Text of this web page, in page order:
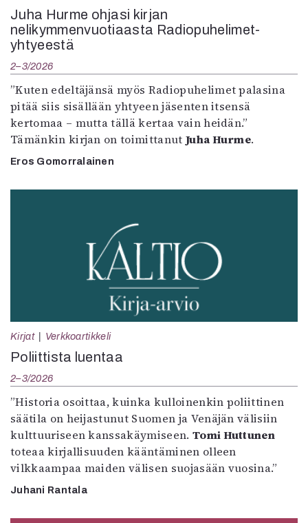
Juha Hurme ohjasi kirjan
nelikymmenvuotiaasta Radiopuhelimet-
yhtyeestä
2–3/2026
”Kuten edeltäjänsä myös Radiopuhelimet palasina
pitää siis sisällään yhtyeen jäsenten itsensä
kertomaa – mutta tällä kertaa vain heidän.”
Tämänkin kirjan on toimittanut Juha Hurme.
Eros Gomorralainen
Kirjat Verkkoartikkeli
Poliittista luentaa
2–3/2026
”Historia osoittaa, kuinka kulloinenkin poliittinen
säätila on heijastunut Suomen ja Venäjän välisiin
kulttuuriseen kanssakäymiseen. Tomi Huttunen
toteaa kirjallisuuden kääntäminen olleen
vilkkaampaa maiden välisen suojasään vuosina.”
Juhani Rantala